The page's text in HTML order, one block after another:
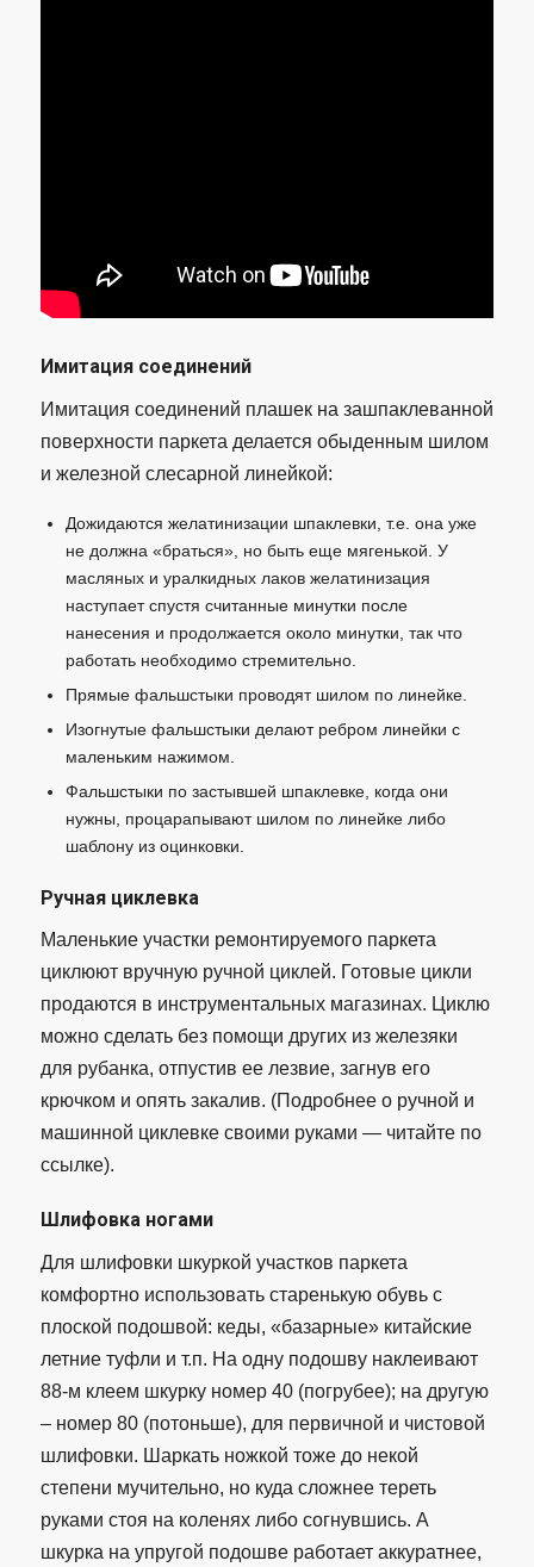
Имитация соединений
Имитация соединений плашек на зашпаклеванной
поверхности паркета делается обыденным шилом
и железной слесарной линейкой:
Дожидаются желатинизации шпаклевки, т.е. она уже
не должна «браться», но быть еще мягенькой. У
масляных и уралкидных лаков желатинизация
наступает спустя считанные минутки после
нанесения и продолжается около минутки, так что
работать необходимо стремительно.
Прямые фальшстыки проводят шилом по линейке.
Изогнутые фальшстыки делают ребром линейки с
маленьким нажимом.
Фальшстыки по застывшей шпаклевке, когда они
нужны, процарапывают шилом по линейке либо
шаблону из оцинковки.
Ручная циклевка
Маленькие участки ремонтируемого паркета
циклюют вручную ручной циклей. Готовые цикли
продаются в инструментальных магазинах. Циклю
можно сделать без помощи других из железяки
для рубанка, отпустив ее лезвие, загнув его
крючком и опять закалив. (Подробнее о ручной и
машинной циклевке своими руками — читайте по
ссылке).
Шлифовка ногами
Для шлифовки шкуркой участков паркета
комфортно использовать старенькую обувь с
плоской подошвой: кеды, «базарные» китайские
летние туфли и т.п. На одну подошву наклеивают
88-м клеем шкурку номер 40 (погрубее); на другую
– номер 80 (потоньше), для первичной и чистовой
шлифовки. Шаркать ножкой тоже до некой
степени мучительно, но куда сложнее тереть
руками стоя на коленях либо согнувшись. А
шкурка на упругой подошве работает аккуратнее,